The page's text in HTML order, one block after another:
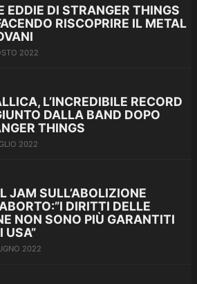
EDDIE DI STRANGER THINGS
RISCOPRIRE IL METAL
2022
L’INCREDIBILE RECORD
DALLA BAND DOPO
THINGS
2022
JAM SULL’ABOLIZIONE
DIRITTI DELLE
NON SONO PIÙ GARANTITI
USA”
2022